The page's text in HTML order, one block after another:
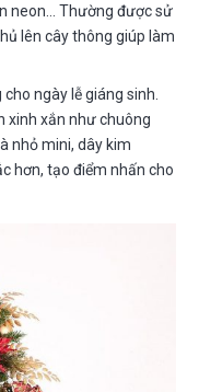
neon… Thường được sử
lên cây thông giúp làm
ngày lễ giáng sinh.
xinh xắn như chuông
nhỏ mini, dây kim
hơn, tạo điểm nhấn cho